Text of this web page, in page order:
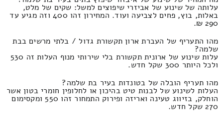
עלותה של שינוע של אביזרי שיפוצים למשל: שקים של מלט,
באלות, בוץ, פחים לצביעה ועוד. המחירון זהו 400 וזה מגיע עד
290 ₪.
מהו התעריף של העברת ארון תקשורת גדול / בלתי מרשים בבת
שלמה?
עלות שינוע של ארונית תקשורת בלי שירותי מנוף העלות זה 530
ולכל היותר 300 שקל חדש.
מהו תעריף הובלה של בטונדות בעיר בת שלמה?
העלות לשינוע של לבנות טיט בהיכון או לחלופין חומרי בטון אשר
הוחלק, בזיווג טעינה ואריזה ופירוק התמחור זהו 550 ומקסימום
270 שקל חדש.